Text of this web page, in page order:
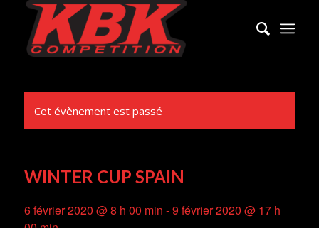
Cet évènement est passé
WINTER CUP SPAIN
6 février 2020 @ 8 h 00 min -9 février 2020 @ 17 h